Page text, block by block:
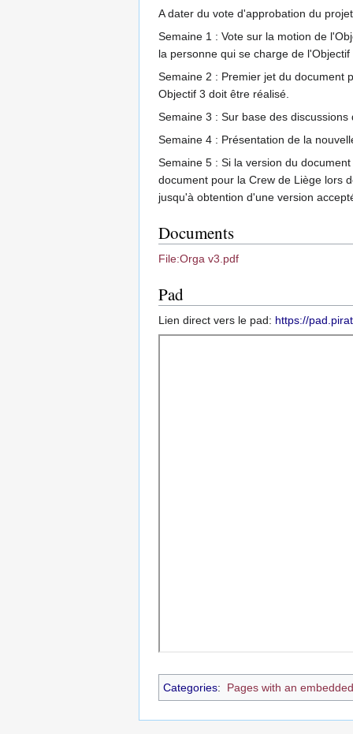
A dater du vote d'approbation du
Semaine 1 : Vote sur la motion de
la personne qui se charge de l'Objectif
Semaine 2 : Premier jet du document
Objectif 3 doit être réalisé.
Semaine 3 : Sur base des
Semaine 4 : Présentation de la
Semaine 5 : Si la version du
document pour la Crew de Liège lors
jusqu'à obtention d'une version
Documents
File:Orga v3.pdf
Pad
Lien direct vers le pad: https://
Categories: Pages with an